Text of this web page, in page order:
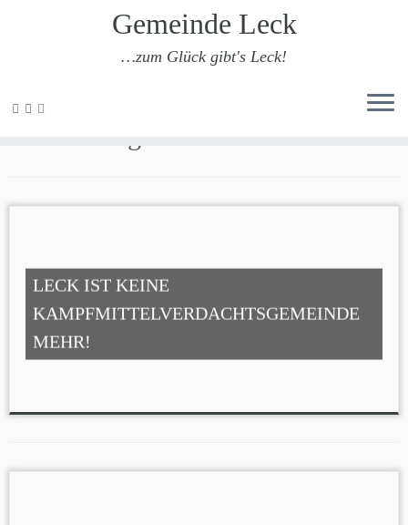
Zum
Gemeinde Leck
…zum Glück gibt's Leck!
LECK IST KEINE
KAMPFMITTELVERDACHTSGEMEINDE
MEHR!